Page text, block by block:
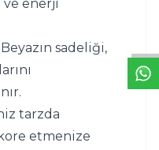
ve enerji
Beyazın sadeliği,
tarzda
etmenize